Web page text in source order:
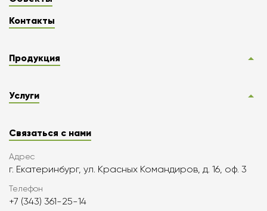
Контакты
Продукция
Услуги
Связаться с нами
Адрес
г. Екатеринбург, ул. Красных Командиров, д. 16, оф. 3
Телефон
+7 (343) 361-25-14